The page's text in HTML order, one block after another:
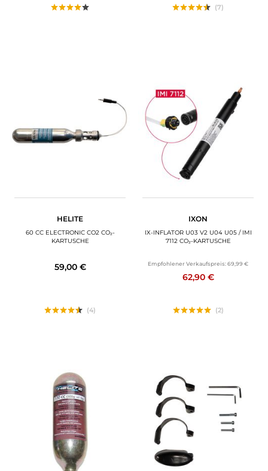
(7)
HELITE
60 CC ELECTRONIC CO2 CO₂-
KARTUSCHE
59,00 €
(4)
IXON
IX-INFLATOR U03 V2 U04 U05 / IMI
7112 CO₂-KARTUSCHE
Empfohlener Verkaufspreis:69,99 €
62,90 €
(2)